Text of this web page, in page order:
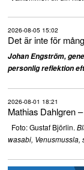
2026-08-05 15:02
Det är inte för
Johan Engström,
personlig reflektion
2026-08-01 18:21
Mathias Dahlgren
Foto: Gustaf Björlin.
wasabi, Venusmussla,